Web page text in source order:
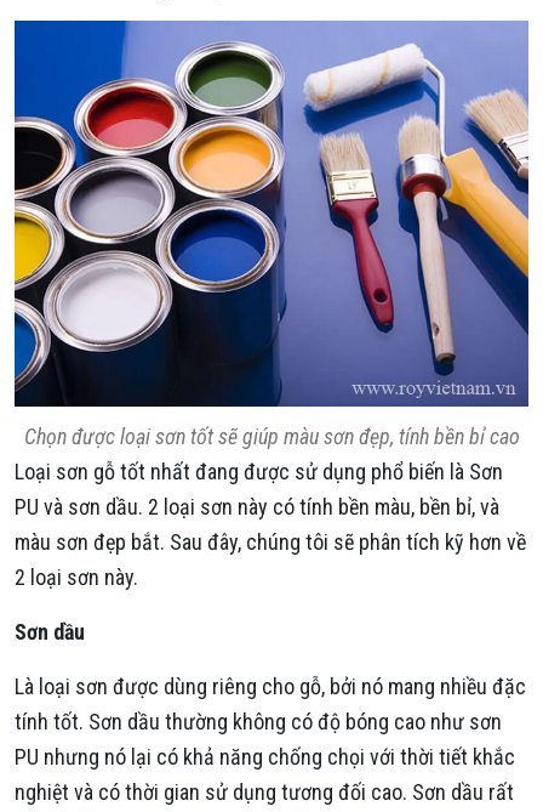
Chọn được loại sơn tốt sẽ giúp màu sơn đẹp, tính bền bỉ cao
Loại sơn gỗ tốt nhất đang được sử dụng phổ biến là Sơn
PU và sơn dầu. 2 loại sơn này có tính bền màu, bền bỉ, và
màu sơn đẹp bắt. Sau đây, chúng tôi sẽ phân tích kỹ hơn về
2 loại sơn này.
Sơn dầu
Là loại sơn được dùng riêng cho gỗ, bởi nó mang nhiều đặc
tính tốt. Sơn dầu thường không có độ bóng cao như sơn
PU nhưng nó lại có khả năng chống chọi với thời tiết khắc
nghiệt và có thời gian sử dụng tương đối cao. Sơn dầu rất